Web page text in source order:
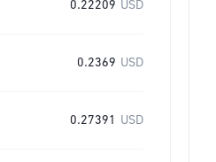
0.22209 USD
0.2369 USD
0.27391 USD